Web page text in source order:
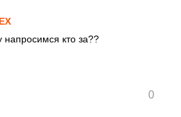
напросимся кто за??
0